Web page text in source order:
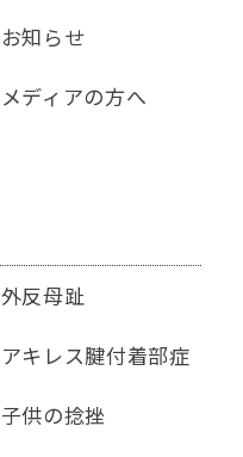
お知らせ
メディアの方へ
外反母趾
アキレス腱付着部症
子供の捻挫